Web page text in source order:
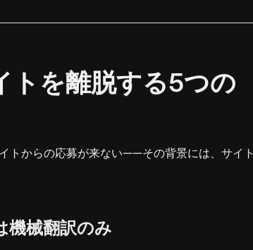
トを離脱する5つの
トからの応募が来ない——その背景には、サイト
機械翻訳のみ